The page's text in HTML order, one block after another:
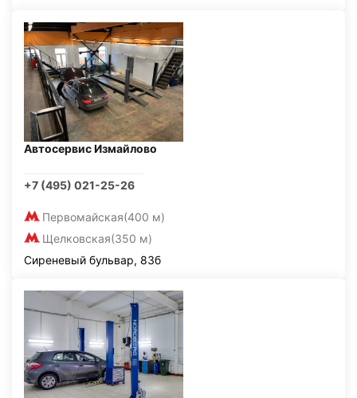
Автосервис Измайлово
+7 (495) 021-25-26
Первомайская(400 м)
Щелковская(350 м)
Сиреневый бульвар, 83б